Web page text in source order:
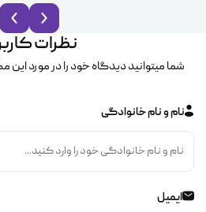
نظرات
شما میتوانید دیدگاه خود را در مورد این
نام و نام خانوادگی
ایمیل